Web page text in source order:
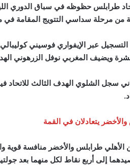
طرابلس حظوظه في سباق الدوري
من مرحلة سداسي التتويج المقامة في
عبر الإيفواري فوسيني
عشرة ويضيف المغربي نوفل الزرهوني
سجل الشلوي الهدف الثالث للاتحاد
يتعادلان في القمة
طرابلس والأخضر منافسة قوية
إلى أربع نقاط لكل منهما بعد